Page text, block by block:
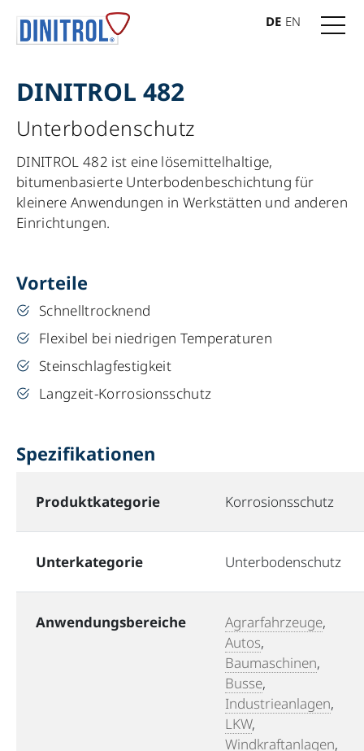
DE EN
DINITROL 482
Unterbodenschutz
DINITROL 482 ist eine lösemittelhaltige,
bitumenbasierte Unterbodenbeschichtung für
kleinere Anwendungen in Werkstätten und anderen
Einrichtungen.
Vorteile
Schnelltrocknend
Flexibel bei niedrigen Temperaturen
Steinschlagfestigkeit
Langzeit-Korrosionsschutz
Spezifikationen
Produktkategorie Korrosionsschutz
Unterkategorie Unterbodenschutz
Anwendungsbereiche Agrarfahrzeuge,
Autos,
Baumaschinen,
Busse,
Industrieanlagen,
LKW,
Windkraftanlagen,